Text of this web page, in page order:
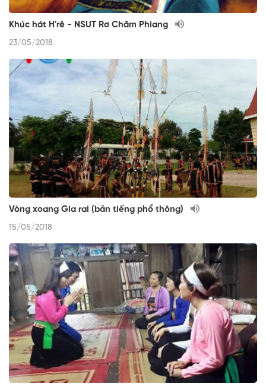
Khúc hát H'rê - NSUT Rơ Chăm Phiang
23/05/2018
Vòng xoang Gia rai (bản tiếng phổ thông)
15/05/2018